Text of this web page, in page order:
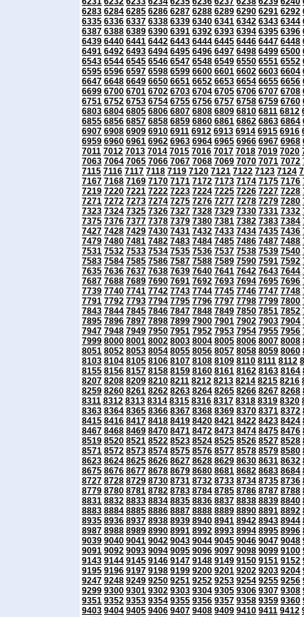
6283 6284 6285 6286 6287 6288 6289 6290 6291 6292
6335 6336 6337 6338 6339 6340 6341 6342 6343 6344
6387 6388 6389 6390 6391 6392 6393 6394 6395 6396
6439 6440 6441 6442 6443 6444 6445 6446 6447 6448
6491 6492 6493 6494 6495 6496 6497 6498 6499 6500
6543 6544 6545 6546 6547 6548 6549 6550 6551 6552
6595 6596 6597 6598 6599 6600 6601 6602 6603 6604
6647 6648 6649 6650 6651 6652 6653 6654 6655 6656
6699 6700 6701 6702 6703 6704 6705 6706 6707 6708
6751 6752 6753 6754 6755 6756 6757 6758 6759 6760
6803 6804 6805 6806 6807 6808 6809 6810 6811 6812
6855 6856 6857 6858 6859 6860 6861 6862 6863 6864
6907 6908 6909 6910 6911 6912 6913 6914 6915 6916
6959 6960 6961 6962 6963 6964 6965 6966 6967 6968
7011 7012 7013 7014 7015 7016 7017 7018 7019 7020
7063 7064 7065 7066 7067 7068 7069 7070 7071 7072
7115 7116 7117 7118 7119 7120 7121 7122 7123 7124
7167 7168 7169 7170 7171 7172 7173 7174 7175 7176
7219 7220 7221 7222 7223 7224 7225 7226 7227 7228
7271 7272 7273 7274 7275 7276 7277 7278 7279 7280
7323 7324 7325 7326 7327 7328 7329 7330 7331 7332
7375 7376 7377 7378 7379 7380 7381 7382 7383 7384
7427 7428 7429 7430 7431 7432 7433 7434 7435 7436
7479 7480 7481 7482 7483 7484 7485 7486 7487 7488
7531 7532 7533 7534 7535 7536 7537 7538 7539 7540
7583 7584 7585 7586 7587 7588 7589 7590 7591 7592
7635 7636 7637 7638 7639 7640 7641 7642 7643 7644
7687 7688 7689 7690 7691 7692 7693 7694 7695 7696
7739 7740 7741 7742 7743 7744 7745 7746 7747 7748
7791 7792 7793 7794 7795 7796 7797 7798 7799 7800
7843 7844 7845 7846 7847 7848 7849 7850 7851 7852
7895 7896 7897 7898 7899 7900 7901 7902 7903 7904
7947 7948 7949 7950 7951 7952 7953 7954 7955 7956
7999 8000 8001 8002 8003 8004 8005 8006 8007 8008
8051 8052 8053 8054 8055 8056 8057 8058 8059 8060
8103 8104 8105 8106 8107 8108 8109 8110 8111 8112
8155 8156 8157 8158 8159 8160 8161 8162 8163 8164
8207 8208 8209 8210 8211 8212 8213 8214 8215 8216
8259 8260 8261 8262 8263 8264 8265 8266 8267 8268
8311 8312 8313 8314 8315 8316 8317 8318 8319 8320
8363 8364 8365 8366 8367 8368 8369 8370 8371 8372
8415 8416 8417 8418 8419 8420 8421 8422 8423 8424
8467 8468 8469 8470 8471 8472 8473 8474 8475 8476
8519 8520 8521 8522 8523 8524 8525 8526 8527 8528
8571 8572 8573 8574 8575 8576 8577 8578 8579 8580
8623 8624 8625 8626 8627 8628 8629 8630 8631 8632
8675 8676 8677 8678 8679 8680 8681 8682 8683 8684
8727 8728 8729 8730 8731 8732 8733 8734 8735 8736
8779 8780 8781 8782 8783 8784 8785 8786 8787 8788
8831 8832 8833 8834 8835 8836 8837 8838 8839 8840
8883 8884 8885 8886 8887 8888 8889 8890 8891 8892
8935 8936 8937 8938 8939 8940 8941 8942 8943 8944
8987 8988 8989 8990 8991 8992 8993 8994 8995 8996
9039 9040 9041 9042 9043 9044 9045 9046 9047 9048
9091 9092 9093 9094 9095 9096 9097 9098 9099 9100
9143 9144 9145 9146 9147 9148 9149 9150 9151 9152
9195 9196 9197 9198 9199 9200 9201 9202 9203 9204
9247 9248 9249 9250 9251 9252 9253 9254 9255 9256
9299 9300 9301 9302 9303 9304 9305 9306 9307 9308
9351 9352 9353 9354 9355 9356 9357 9358 9359 9360
9403 9404 9405 9406 9407 9408 9409 9410 9411 9412